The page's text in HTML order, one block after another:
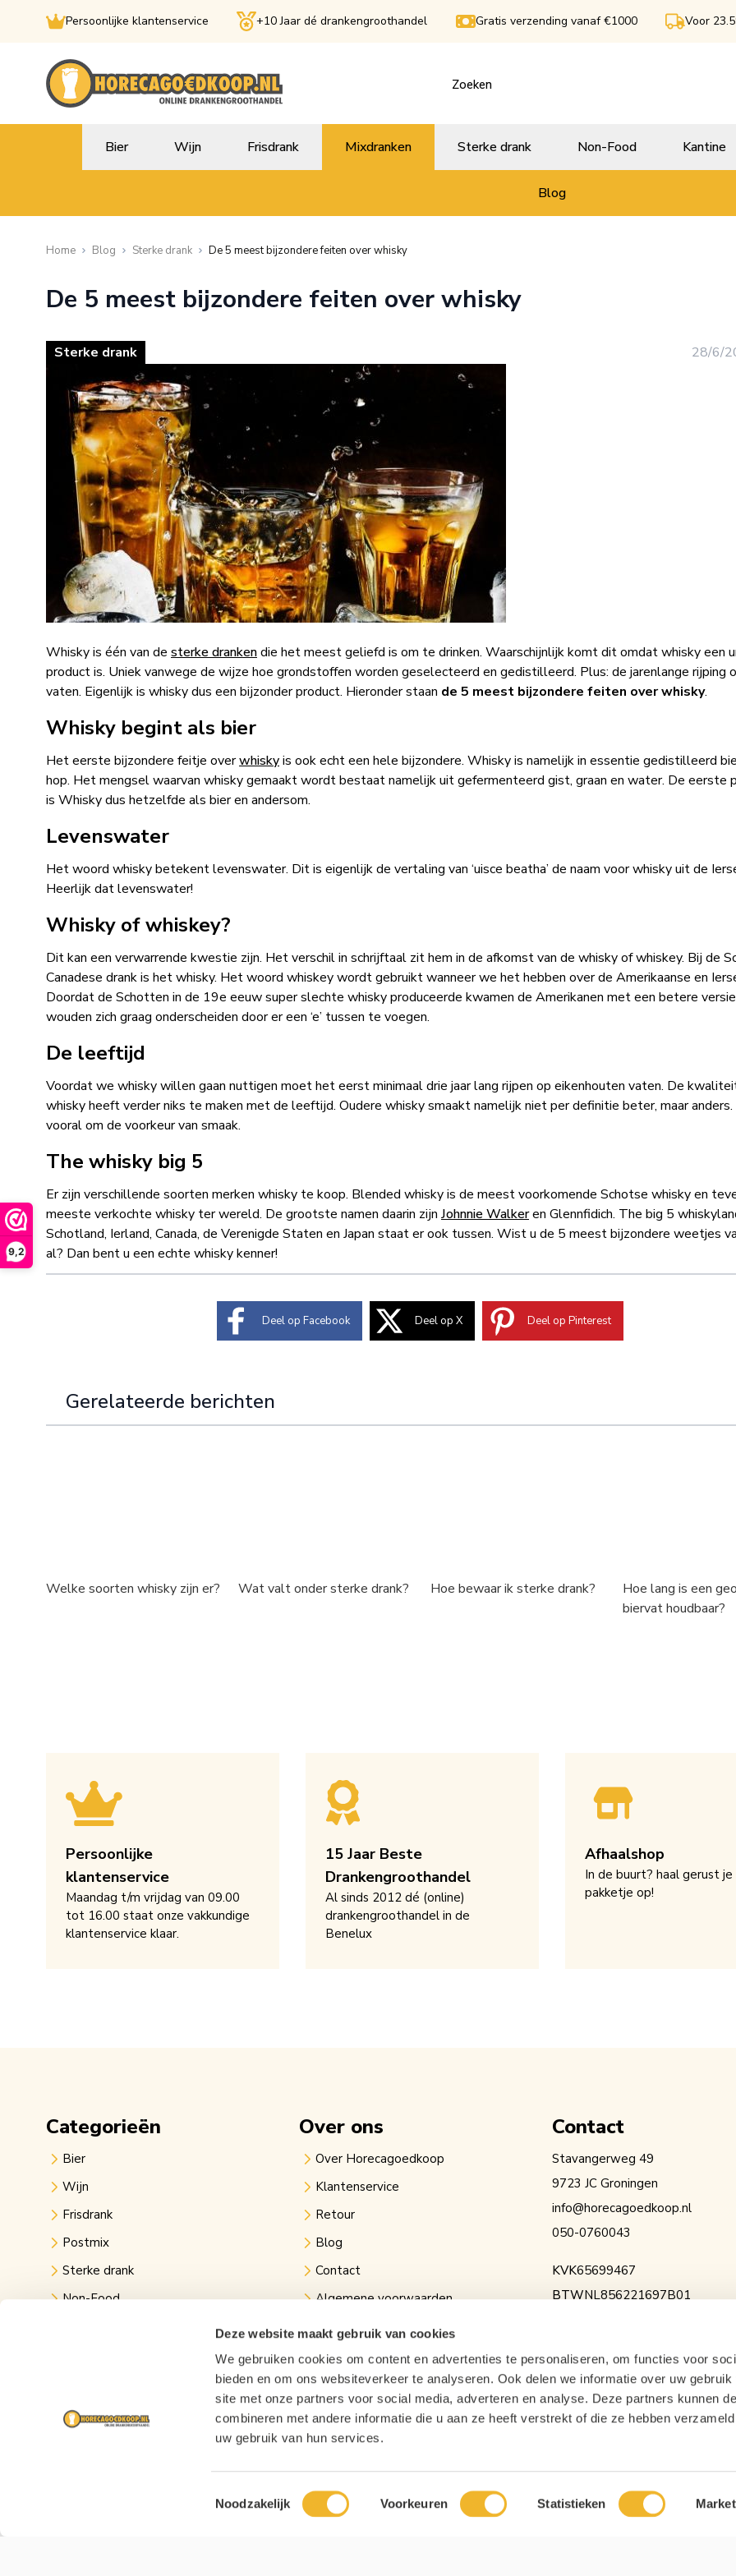
9,2
Deze website maakt gebruik van cookies
We gebruiken cookies om content en advertenties te personaliseren, om functies voor
bieden en om ons websiteverkeer te analyseren. Ook delen we informatie over uw gebruik
site met onze partners voor social media, adverteren en analyse. Deze partners kunnen
combineren met andere informatie die u aan ze heeft verstrekt of die ze hebben
uw gebruik van hun services.
Toestemmingsselectie
Noodzakelijk Voorkeuren Statistieken
Persoonlijke klantenservice +10 Jaar dé drankengroothandel Gratis verzending vanaf €1000 Voor
Bier Wijn Frisdrank Mixdranken Sterke drank Non-Food Kantine
Blog
Home Blog Sterke drank De 5 meest bijzondere feiten over whisky
De 5 meest bijzondere feiten over whisky
Sterke drank 28/6/
Whisky is één van de sterke drankendie het meest geliefd is om te drinken. Waarschijnlijk komt dit omdat whisky een
product is. Uniek vanwege de wijze hoe grondstoffen worden geselecteerd en gedistilleerd. Plus: de jarenlange rijping
vaten. Eigenlijk is whisky dus een bijzonder product. Hieronder staan de 5 meest bijzondere feiten over whisky.
Whisky begint als bier
Het eerste bijzondere feitje overwhiskyis ook echt een hele bijzondere. Whisky is namelijk in essentie gedistilleerd
hop. Het mengsel waarvan whisky gemaakt wordt bestaat namelijk uit gefermenteerd gist, graan en water. De eerste
is Whisky dus hetzelfde als bier en andersom.
Levenswater
Het woord whisky betekent levenswater. Dit is eigenlijk de vertaling van ‘uisce beatha’ de naam voor whisky uit de
Heerlijk dat levenswater!
Whisky of whiskey?
Dit kan een verwarrende kwestie zijn. Het verschil in schrijftaal zit hem in de afkomst van de whisky of whiskey. Bij de
Canadese drank is het whisky. Het woord whiskey wordt gebruikt wanneer we het hebben over de Amerikaanse en
Doordat de Schotten in de 19e eeuw super slechte whisky produceerde kwamen de Amerikanen met een betere
wouden zich graag onderscheiden door er een ‘e’ tussen te voegen.
De leeftijd
Voordat we whisky willen gaan nuttigen moet het eerst minimaal drie jaar lang rijpen op eikenhouten vaten. De
whisky heeft verder niks te maken met de leeftijd. Oudere whisky smaakt namelijk niet per definitie beter, maar
vooral om de voorkeur van smaak.
The whisky big 5
Er zijn verschillende soorten merken whisky te koop. Blended whisky is de meest voorkomende Schotse whisky en
meeste verkochte whisky ter wereld. De grootste namen daarin zijn Johnnie Walkeren Glennfidich. The big 5
Schotland, Ierland, Canada, de Verenigde Staten en Japan staat er ook tussen. Wist u de 5 meest bijzondere weetjes
al? Dan bent u een echte whisky kenner!
Deel op Facebook Deel op X Deel op Pinterest
Gerelateerde berichten
Welke soorten whisky zijn er? Wat valt onder sterke drank? Hoe bewaar ik sterke drank?
Hoe lang is een
biervat houdbaar?
Persoonlijke
klantenservice
Maandag t/m vrijdag van 09.00
tot 16.00 staat onze vakkundige
klantenservice klaar.
15 Jaar Beste
Drankengroothandel
Al sinds 2012 dé (online)
drankengroothandel in de
Benelux
Afhaalshop
In de buurt? haal gerust je
pakketje op!
Categorieën
Bier
Wijn
Frisdrank
Postmix
Sterke drank
Non-Food
Over ons
Over Horecagoedkoop
Klantenservice
Retour
Blog
Contact
Algemene voorwaarden
Privacy verklaring
Links
Contact
Stavangerweg 49
9723 JC Groningen
info@horecagoedkoop.nl
050-0760043
KVK65699467
BTWNL856221697B01